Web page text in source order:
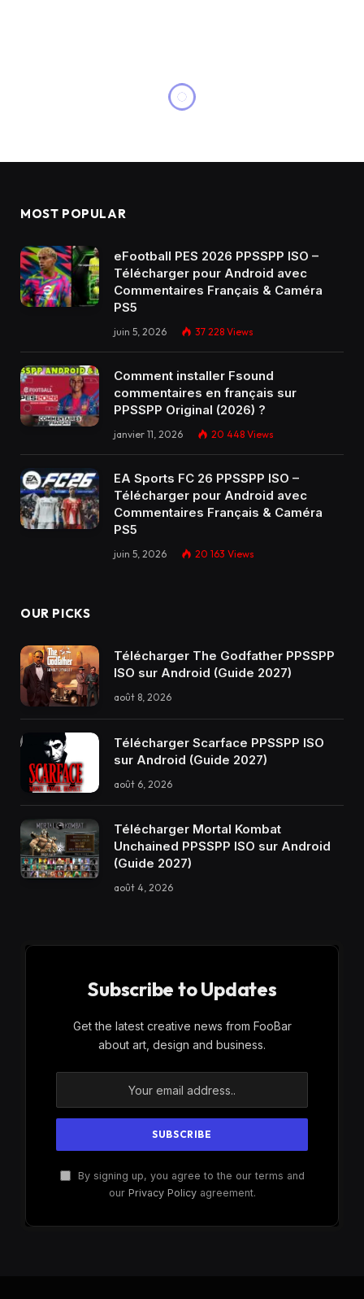
MOST POPULAR
eFootball PES 2026 PPSSPP ISO –
Télécharger pour Android avec
Commentaires Français & Caméra
PS5
juin 5, 2026 37 228 Views
Comment installer Fsound
commentaires en français sur
PPSSPP Original (2026) ?
janvier 11, 2026 20 448 Views
EA Sports FC 26 PPSSPP ISO –
Télécharger pour Android avec
Commentaires Français & Caméra
PS5
juin 5, 2026 20 163 Views
OUR PICKS
Télécharger The Godfather PPSSPP
ISO sur Android (Guide 2027)
août 8, 2026
Télécharger Scarface PPSSPP ISO
sur Android (Guide 2027)
août 6, 2026
Télécharger Mortal Kombat
Unchained PPSSPP ISO sur Android
(Guide 2027)
août 4, 2026
Subscribe to Updates
Get the latest creative news from FooBar
about art, design and business.
By signing up, you agree to the our terms and
our Privacy Policyagreement.